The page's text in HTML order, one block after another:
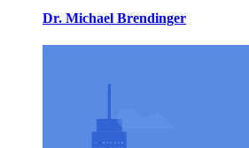
Dr. Michael Brendinger